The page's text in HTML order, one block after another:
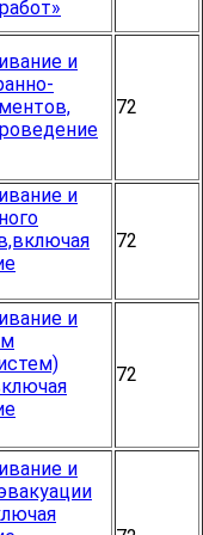
и
72
и
72
и
72
и